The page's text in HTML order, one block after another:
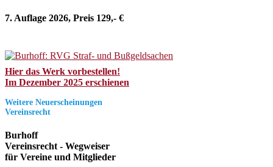
7. Auflage 2026, Preis 129,- €
Hier das Werk vorbestellen!
Im Dezember 2025 erschienen
Weitere Neuerscheinungen
Vereinsrecht
Burhoff
Vereinsrecht - Wegweiser
für Vereine und Mitglieder